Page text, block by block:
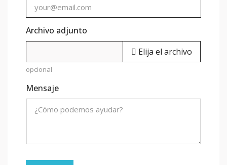
Archivo adjunto
Elija el archivo
opcional
Mensaje